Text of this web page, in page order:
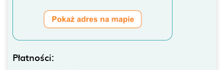
Płatności: